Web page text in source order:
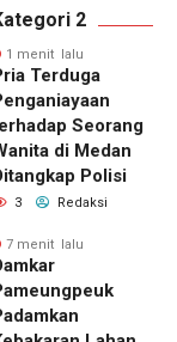
2
1 menit lalu
Terduga
Seorang
di Medan
Polisi
3 Redaksi
7 menit lalu